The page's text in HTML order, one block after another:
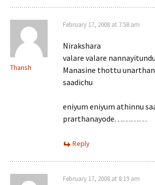
Thansh
February 17, 2008 at 7:58 am
Nirakshara
valare valare nannayitundu
Manasine thottu
saadichu
eniyum eniyum athinnu
prarthanayode…………
Reply
February 17, 2008 at 8:19 am